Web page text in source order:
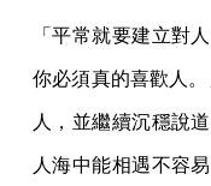
「平常就要建立對
你必須真的喜歡人
人，並繼續沉穩說
人海中能相遇不容